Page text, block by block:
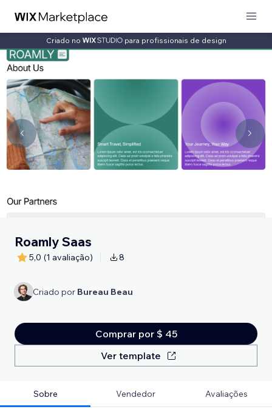
Criado no para profissionais de design
Roamly Saas
5,0 (1 avaliação) 8
Criado por Bureau Beau
Comprar por $ 45
Ver template
Sobre Vendedor Avaliações